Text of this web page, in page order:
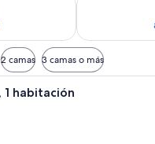
2 camas 3 camas o más
Un dormitorio con cama, una
habitación